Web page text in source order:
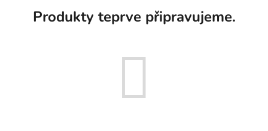
Produkty teprve připravujeme.